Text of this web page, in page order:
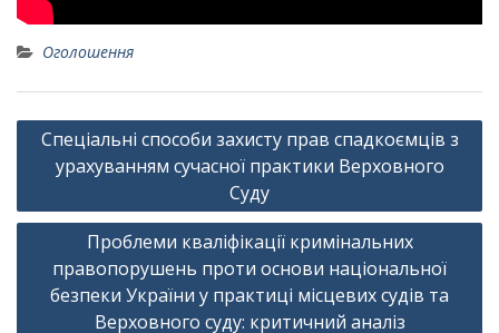
Оголошення
Навігація
записів
Спеціальні способи захисту прав спадкоємців з
урахуванням сучасної практики Верховного
Суду
Проблеми кваліфікації кримінальних
правопорушень проти основи національної
безпеки України у практиці місцевих судів та
Верховного суду: критичний аналіз